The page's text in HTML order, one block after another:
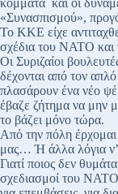
κόμματα και οι
«Συνασπισμού»,
Το ΚΚΕ είχε
σχέδια του ΝΑΤΟ και
Οι Συριζαίοι
δέχονται από τον
πλασάρουν ένα νέο
έβαζε ζήτημα να
το βάζει μόνο τώρα.
Από την πόλη
μας… Ή άλλα λόγια
Γιατί ποιος δεν
σχεδιασμοί του